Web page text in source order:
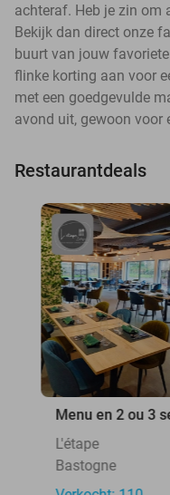
achteraf. Heb je zin om
Bekijk dan direct onze
buurt van jouw
flinke korting aan voor
met een goedgevulde
avond uit, gewoon voor
Restaurantdeals
Menu en 2 ou 3
L'étape
Bastogne